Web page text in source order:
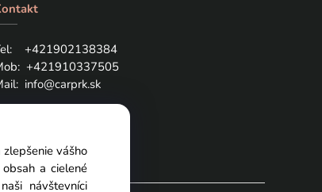
+421902138384
+421910337505
info@carprk.sk
vášho
a cielené
návštevníci